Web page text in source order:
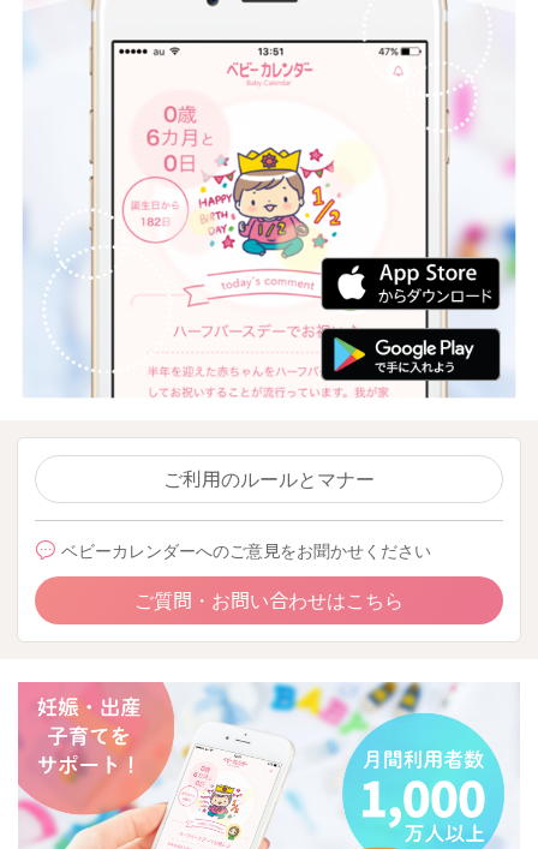
ご利用のルールとマナー
ベビーカレンダーへのご意見をお聞かせください
ご質問・お問い合わせはこちら